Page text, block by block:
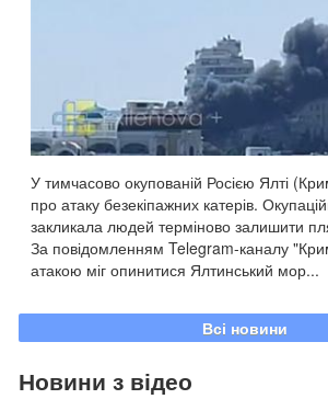
У тимчасово окупованій Росією Ялті
про атаку безекіпажних катерів.
закликала людей терміново залишити
За повідомленням Telegram-каналу
атакою міг опинитися Ялтинський мор...
Всі новини
Новини з відео